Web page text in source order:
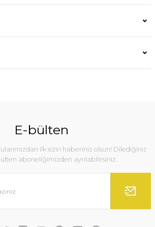
E-bülten
ilk sizin haberiniz olsun! Dilediğiniz
aboneliğimizden ayrılabilirsiniz.